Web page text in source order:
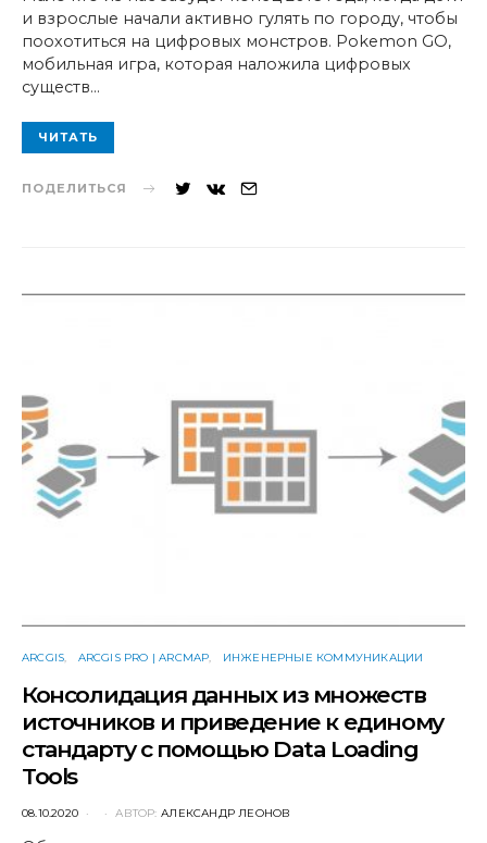
и взрослые начали активно гулять по городу, чтобы
поохотиться на цифровых монстров. Pokemon GO,
мобильная игра, которая наложила цифровых
существ…
ЧИТАТЬ
ПОДЕЛИТЬСЯ
ARCGIS ARCGIS PRO | ARCMAP ИНЖЕНЕРНЫЕ КОММУНИКАЦИИ
Консолидация данных из множеств
источников и приведение к единому
стандарту с помощью Data Loading
Tools
POSTED
08.10.2020 АВТОР: АЛЕКСАНДР ЛЕОНОВ